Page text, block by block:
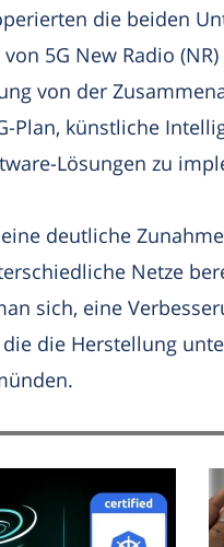
die beiden
5G New Radio
von der
Plan, künstliche
Lösungen zu
deutliche
Netze
sich, eine
die Herstellung